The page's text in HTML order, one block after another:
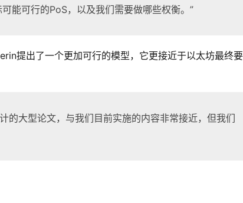
能可行的PoS，以及我们需要做哪些权衡。”
提出了一个更加可行的模型，它更接近于以太坊最终
的大型论文，与我们目前实施的内容非常接近，但我们